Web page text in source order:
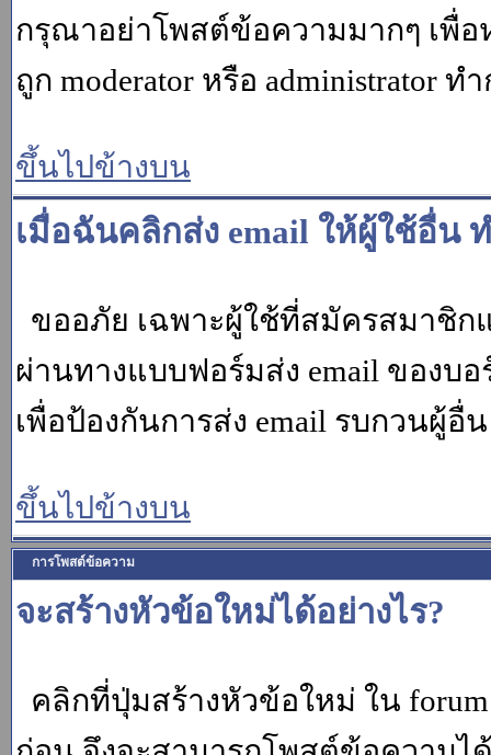
กรุณาอย่าโพสต์ข้อความมากๆ เพื่
ถูก moderator หรือ administrator
ขึ้นไปข้างบน
เมื่อฉันคลิกส่ง email ให้ผู้ใช้อื่น
ขออภัย เฉพาะผู้ใช้ที่สมัครสมาชิก
ผ่านทางแบบฟอร์มส่ง email ของ
เพื่อป้องกันการส่ง email รบกวนผู้อื่
ขึ้นไปข้างบน
การโพสต์ข้อความ
จะสร้างหัวข้อใหม่ได้อย่างไร?
คลิกที่ปุ่มสร้างหัวข้อใหม่ ใน